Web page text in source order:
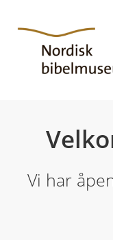
Vi har